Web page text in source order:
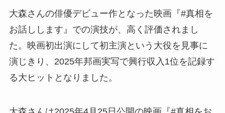
大森さんの俳優デビュー作となった映画『#真相を
お話しします』での演技が、高く評価されまし
た。映画初出演にして初主演という大役を見事に
演じきり、2025年邦画実写で興行収入1位を記録す
る大ヒットとなりました。